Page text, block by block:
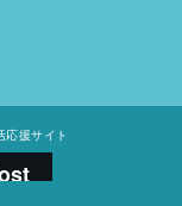
応援サイト